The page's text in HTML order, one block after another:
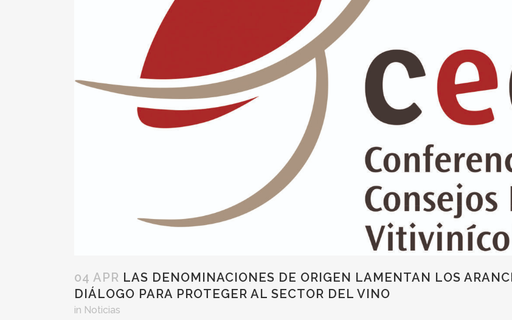
04 APR LAS DENOMINACIONES DE ORIGEN LAMENTAN LOS
DIÁLOGO PARA PROTEGER AL SECTOR DEL VINO
in Noticias